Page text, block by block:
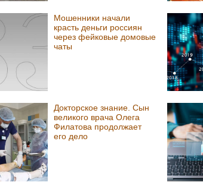
Мошенники начали
красть деньги россиян
через фейковые домовые
чаты
Докторское знание. Сын
великого врача Олега
Филатова продолжает
его дело